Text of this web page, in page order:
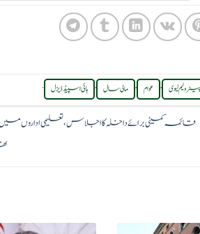
لیوی , عوام , مالی سال , ہائی اسپیڈ ڈیزل .
قائمہ کمیٹی برائے داخلہ کا اجلاس، تعلیمی